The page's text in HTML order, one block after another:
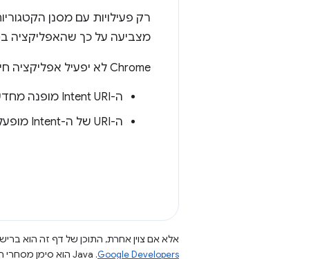
רק פעילויות עם מסנן
מצביעה על כך שהאפליקציה
Chrome לא יפעיל אפליקציה חיצונית ל-Intent URI נתון אם:
ה-Intent URI מופנה מחדש מכתובת URL שהוקלדה.
ה-URI של ה-Intent מופעל ללא פעולת משתמש.
אלא אם צוין אחרת, התוכן של דף זה הוא
Google Developers‏.‏ Java הוא סימן מסחרי רשום של חברת Oracle ו/או של השותפים העצמאיים שלה.